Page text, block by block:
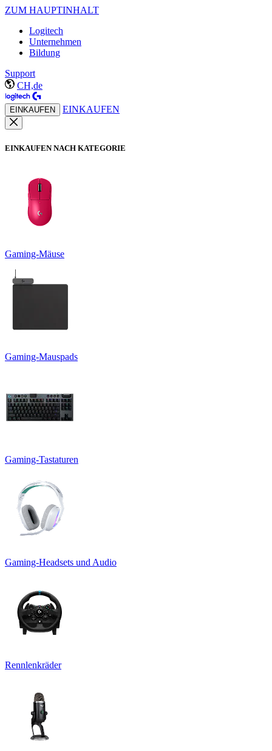
ZUM HAUPTINHALT
Logitech
Unternehmen
Bildung
Support
CH,de
EINKAUFEN EINKAUFEN
EINKAUFEN NACH KATEGORIE
Gaming-Mäuse
Gaming-Mauspads
Gaming-Tastaturen
Gaming-Headsets und Audio
Rennlenkräder